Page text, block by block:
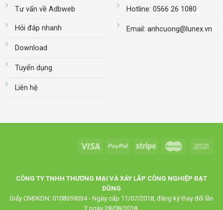
Tư vấn về Adbweb
Hỏi đáp nhanh
Download
Tuyển dụng
Liên hệ
Hotline: 0566 26 1080
Email: anhcuong@lunex.vn
CÔNG TY TNHH THƯƠNG MẠI VÀ XÂY LẮP CÔNG NGHIỆP ĐẠT
DŨNG
Giấy CNĐKDN: 0108359034 - Ngày cấp 11/07/2018, đăng ký thay đổi lần
2 ngày 28/08/2018.